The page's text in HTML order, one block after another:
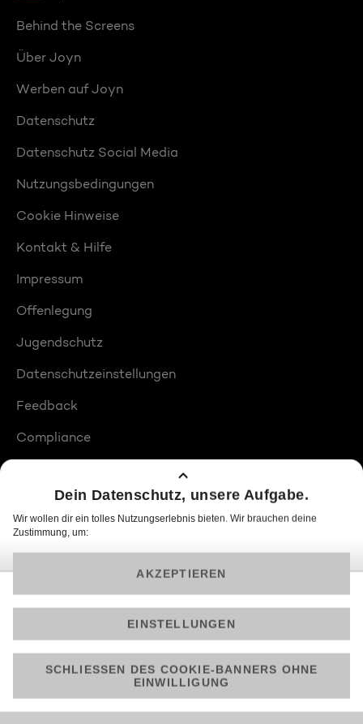
Behind the Screens
Über Joyn
Werben auf Joyn
Datenschutz
Datenschutz Social Media
Nutzungsbedingungen
Cookie Hinweise
Kontakt & Hilfe
Impressum
Offenlegung
Jugendschutz
Datenschutzeinstellungen
Feedback
Compliance
Produktplatzierungen
© 2026 ProSiebenSat.1 PULS 4 GmbH
Am besten läuft Joyn in der App!